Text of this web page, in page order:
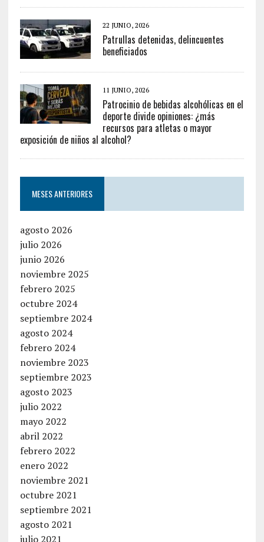
22 JUNIO, 2026
Patrullas detenidas, delincuentes
beneficiados
11 JUNIO, 2026
Patrocinio de bebidas alcohólicas en el
deporte divide opiniones: ¿más
recursos para atletas o mayor
exposición de niños al alcohol?
MESES ANTERIORES
agosto 2026
julio 2026
junio 2026
noviembre 2025
febrero 2025
octubre 2024
septiembre 2024
agosto 2024
febrero 2024
noviembre 2023
septiembre 2023
agosto 2023
julio 2022
mayo 2022
abril 2022
febrero 2022
enero 2022
noviembre 2021
octubre 2021
septiembre 2021
agosto 2021
julio 2021